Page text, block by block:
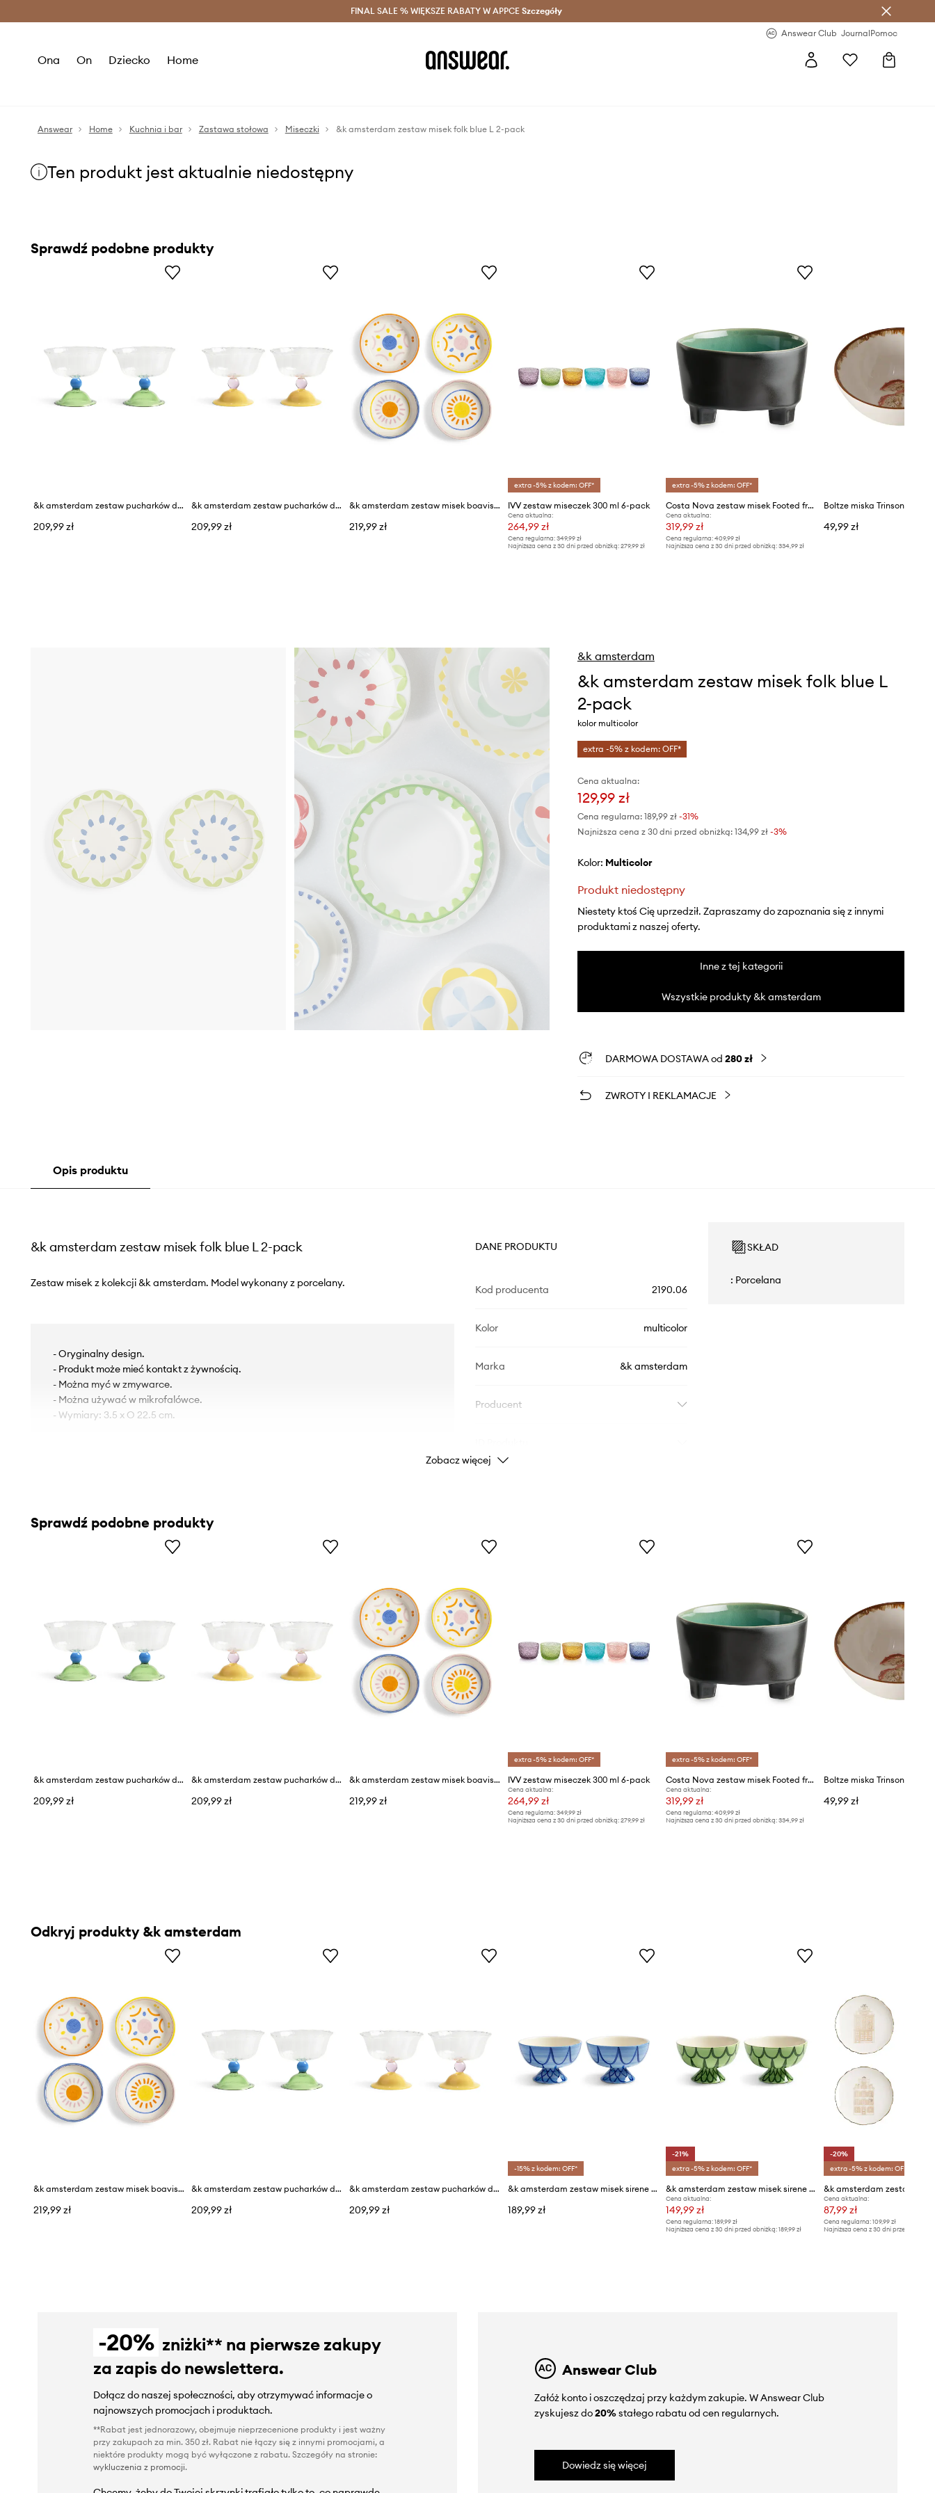
Oszczędzaj z Answear Club > Dostawa nawet w 24h >
FINAL SALE % WIĘKSZE RABATY W APPCE Szczegóły
Answear Club JournalPomoc
Ona On Dziecko Home
Answear Home Kuchnia i bar Zastawa stołowa Miseczki &k amsterdam zestaw misek folk blue L 2-pack
Ten produkt jest aktualnie niedostępny
Sprawdź podobne produkty
&k amsterdam zestaw pucharków do deserów tulip 300 ml 2-pack
209,99 zł
&k amsterdam zestaw pucharków do deserów tulip 300 ml 2-pack
209,99 zł
&k amsterdam zestaw misek boavista set 4-pack
219,99 zł
extra -5% z kodem: OFF*
IVV zestaw miseczek 300 ml 6-pack
Cena aktualna:
264,99 zł
Cena regularna: 349,99 zł
Najniższa cena z 30 dni przed obniżką: 279,99 zł
extra -5% z kodem: OFF*
Costa Nova zestaw misek Footed fruit bowl 320 ml 6-pack
Cena aktualna:
319,99 zł
Cena regularna:409,99 zł
Najniższa cena z 30 dni przed obniżką:334,99 zł
Boltze miska Trinson 0,5 L
49,99 zł
&k amsterdam
&k amsterdam zestaw misek folk blue L
2-pack
kolor multicolor
extra -5% z kodem: OFF*
Cena aktualna:
129,99 zł
Cena regularna: 189,99 zł-31%
Najniższa cena z 30 dni przed obniżką: 134,99 zł -3%
Kolor: multicolor
Produkt niedostępny
Niestety ktoś Cię uprzedził. Zapraszamy do zapoznania się z innymi
produktami z naszej oferty.
Inne z tej kategorii
Wszystkie produkty &k amsterdam
DARMOWA DOSTAWA od 280 zł
ZWROTY I REKLAMACJE
Opis produktu
&k amsterdam zestaw misek folk blue L 2-pack
Zestaw misek z kolekcji &k amsterdam. Model wykonany z porcelany.
- Oryginalny design.
- Produkt może mieć kontakt z żywnością.
- Można myć w zmywarce.
- Można używać w mikrofalówce.
- Wymiary: 3.5 x O 22.5 cm.
DANE PRODUKTU
Kod producenta 2190.06
Kolor multicolor
Marka &k amsterdam
Producent
SKŁAD
: Porcelana
Zobacz więcej
Sprawdź podobne produkty
&k amsterdam zestaw pucharków do deserów tulip 300 ml 2-pack
209,99 zł
&k amsterdam zestaw pucharków do deserów tulip 300 ml 2-pack
209,99 zł
&k amsterdam zestaw misek boavista set 4-pack
219,99 zł
extra -5% z kodem: OFF*
IVV zestaw miseczek 300 ml 6-pack
Cena aktualna:
264,99 zł
Cena regularna: 349,99 zł
Najniższa cena z 30 dni przed obniżką: 279,99 zł
extra -5% z kodem: OFF*
Costa Nova zestaw misek Footed fruit bowl 320 ml 6-pack
Cena aktualna:
319,99 zł
Cena regularna:409,99 zł
Najniższa cena z 30 dni przed obniżką:334,99 zł
Boltze miska Trinson 0,5 L
49,99 zł
Odkryj produkty &k amsterdam
&k amsterdam zestaw misek boavista set 4-pack
219,99 zł
&k amsterdam zestaw pucharków do deserów tulip 300 ml 2-pack
209,99 zł
&k amsterdam zestaw pucharków do deserów tulip 300 ml 2-pack
209,99 zł
-15% z kodem: OFF*
&k amsterdam zestaw misek sirene blue 250 ml 2-pack
189,99 zł
-21%
extra -5% z kodem: OFF*
&k amsterdam zestaw misek sirene green 250 ml 2-pack
Cena aktualna:
149,99 zł
Cena regularna:189,99 zł
Najniższa cena z 30 dni przed obniżką:189,99 zł
-20%
extra -5% z kodem: OFF*
Cena aktualna:
87,99 zł
Cena regularna: 109,99 zł
Najniższa cena z 30 dni przed obniżką:
-20% zniżki** na pierwsze zakupy
za zapis do newslettera.
Dołącz do naszej społeczności, aby otrzymywać informacje o
najnowszych promocjach i produktach.
**Rabat jest jednorazowy, obejmuje nieprzecenione produkty i jest ważny
przy zakupach za min. 350 zł. Rabat nie łączy się z innymi promocjami, a
niektóre produkty mogą być wyłączone z rabatu. Szczegóły na stronie:
wykluczenia z promocji.
Answear Club
Załóż konto i oszczędzaj przy każdym zakupie. W Answear Club
zyskujesz do20%stałego rabatu od cen regularnych.
Dowiedz się więcej